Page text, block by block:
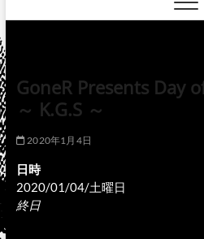
GoneR Presents Day
～ K.G.S ～
2020年1月4日
日時
2020/01/04/土曜日
終日